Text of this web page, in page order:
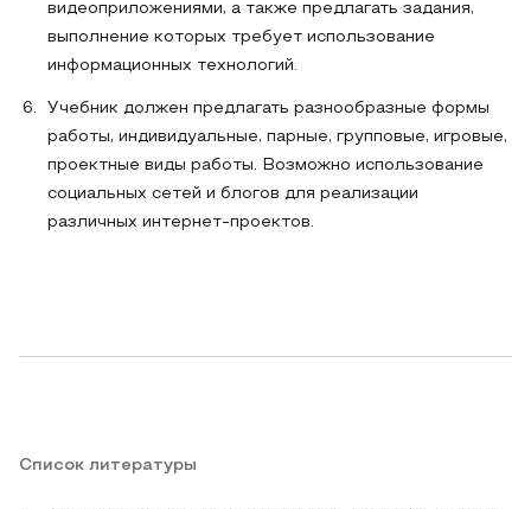
видеоприложениями, а также предлагать задания,
выполнение которых требует использование
информационных технологий.
Учебник должен предлагать разнообразные формы
работы, индивидуальные, парные, групповые, игровые,
проектные виды работы. Возможно использование
социальных сетей и блогов для реализации
различных интернет-проектов.
Список литературы